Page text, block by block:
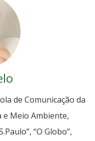
de Comunicação da
e Meio Ambiente,
“O Globo”,